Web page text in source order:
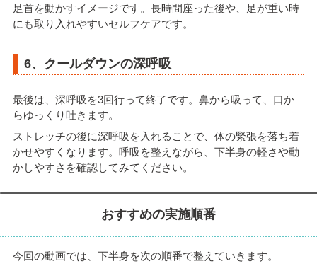
足首を動かすイメージです。長時間座った後や、足が重い時
にも取り入れやすいセルフケアです。
6、クールダウンの深呼吸
最後は、深呼吸を3回行って終了です。鼻から吸って、口か
らゆっくり吐きます。
ストレッチの後に深呼吸を入れることで、体の緊張を落ち着
かせやすくなります。呼吸を整えながら、下半身の軽さや動
かしやすさを確認してみてください。
おすすめの実施順番
今回の動画では、下半身を次の順番で整えていきます。